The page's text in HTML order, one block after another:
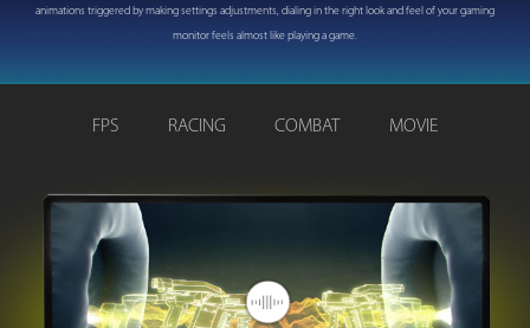
animations triggered by making settings adjustments, dialing in the right look and feel of your gaming
monitor feels almost like playing a game.
FPS RACING COMBAT MOVIE